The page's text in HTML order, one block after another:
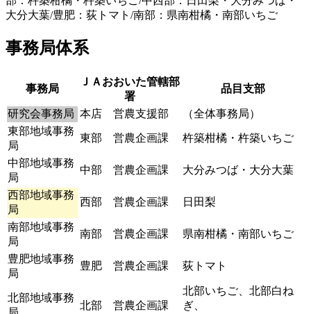
事務局体系
事務局
ＪＡおおいた管轄部
署
品目支部
研究会事務局 本店 営農支援部
（全体事務局）
東部地域事務
局
東部 営農企画課 杵築柑橘・杵築いちご
中部地域事務
局
中部 営農企画課 大分みつば・大分大葉
西部地域事務
局
西部 営農企画課 日田梨
南部地域事務
局
南部 営農企画課 県南柑橘・南部いちご
豊肥地域事務
局
豊肥 営農企画課 荻トマト
北部地域事務
北部 営農企画課
北部いちご、北部白ね
ぎ、